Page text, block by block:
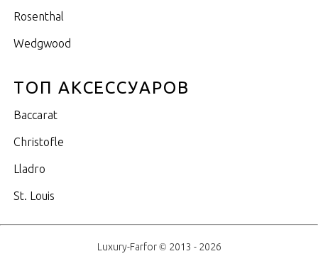
Rosenthal
Wedgwood
ТОП АКСЕССУАРОВ
Baccarat
Christofle
Lladro
St. Louis
Luxury-Farfor © 2013 - 2026